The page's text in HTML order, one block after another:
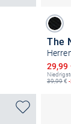
The
29,99
39,99€